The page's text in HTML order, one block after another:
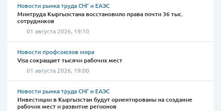
Новости рынка труда СНГ и ЕАЭС
Минтруда Кыргызстана восстановило права почти 36 тыс.
сотрудников
01 августа 2026, 19:10
Новости профсоюзов мира
Visa сокращает тысячи рабочих мест
01 августа 2026, 19:00
Новости рынка труда СНГ и ЕАЭС
Инвестиции в Кыргызстан будут ориентированы на создание
рабочих мест и развитие регионов